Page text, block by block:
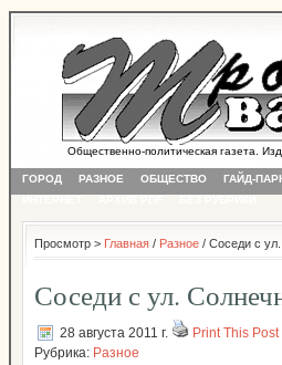
Общественно-политическая газета.
ГОРОД РАЗНОЕ ОБЩЕСТВО ГАЙД-
Просмотр > Главная / Разное / Соседи с
Соседи с ул.
28 августа 2011 г.
Print This Post
Рубрика: Разное